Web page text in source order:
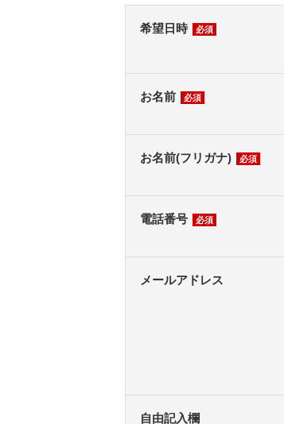
希望日時 必須
お名前 必須
お名前(フリガナ) 必須
電話番号 必須
メールアドレス
自由記入欄